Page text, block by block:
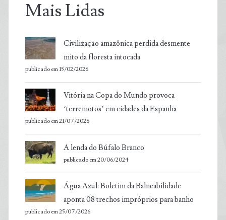
Mais Lidas
Civilização amazônica perdida desmente
mito da floresta intocada
publicado em 15/02/2026
Vitória na Copa do Mundo provoca
‘terremotos’ em cidades da Espanha
publicado em 21/07/2026
A lenda do Búfalo Branco
publicado em 20/06/2024
Água Azul: Boletim da Balneabilidade
aponta 08 trechos impróprios para banho
publicado em 25/07/2026